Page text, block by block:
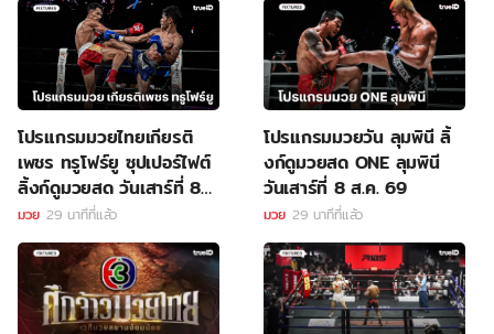
โปรแกรมมวยไทยเกียรติ
เพชร ทรูโฟร์ยู ซุปเปอร์ไฟต์
ลิ้งก์ดูมวยสด วันเสาร์ที่ 8
ส.ค. 69
มวย 29 นาทีที่แล้ว
โปรแกรมมวยวัน ลุมพินี ลิ้
งก์ดูมวยสด ONE ลุมพินี
วันเสาร์ที่ 8 ส.ค. 69
มวย 29 นาทีที่แล้ว